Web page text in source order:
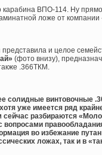
карабина ВПО-114. Ну
ложе от компании
и целое
(фото внизу),
.366ТКМ.
солидные винтовочные
уже имеется ряд
разбираются
вопросами
во избежание
ложах, так и в